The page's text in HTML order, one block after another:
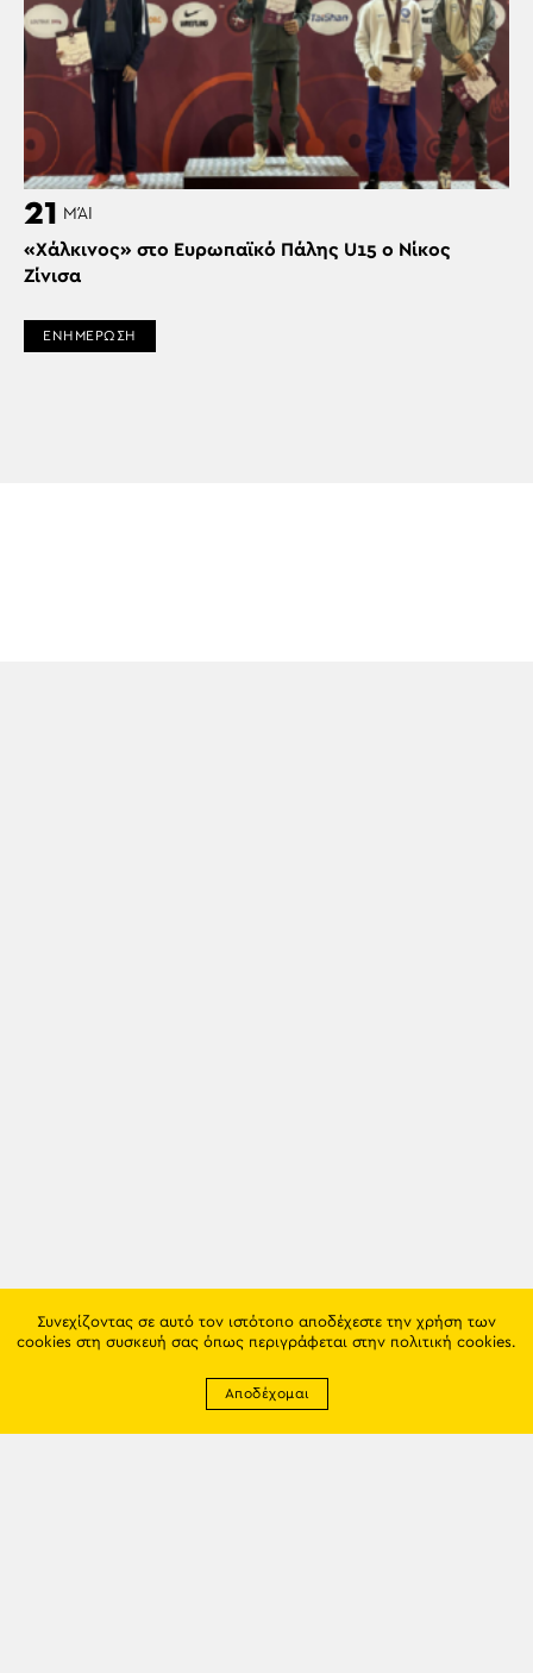
21 ΜΆΙ
«Χάλκινος» στο Ευρωπαϊκό Πάλης U15 ο Νίκος
Ζίνισα
ΕΝΗΜΕΡΩΣΗ
Συνεχίζοντας σε αυτό τον ιστότοπο αποδέχεστε την χρήση των
cookies στη συσκευή σας όπως περιγράφεται στην πολιτική cookies.
Αποδέχομαι